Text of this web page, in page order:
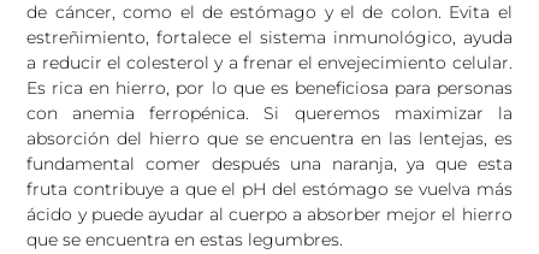
de cáncer, como el de estómago y el de colon. Evita el
estreñimiento, fortalece el sistema inmunológico, ayuda
a reducir el colesterol y a frenar el envejecimiento celular.
Es rica en hierro, por lo que es beneficiosa para personas
con anemia ferropénica. Si queremos maximizar la
absorción del hierro que se encuentra en las lentejas, es
fundamental comer después una naranja, ya que esta
fruta contribuye a que el pH del estómago se vuelva más
ácido y puede ayudar al cuerpo a absorber mejor el hierro
que se encuentra en estas legumbres.